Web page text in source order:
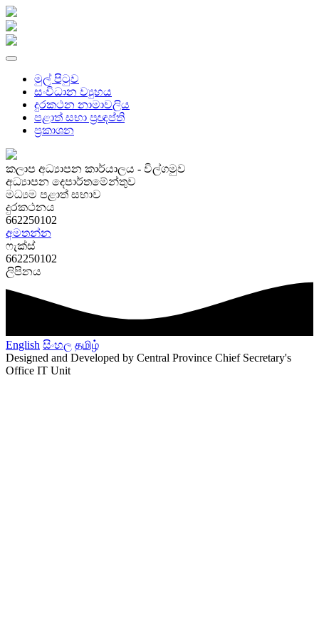
මුල් පිටුව
සංවිධාන ව්‍යුහය
දුරකථන නාමාවලිය
පළාත් සභා ප්‍රඥප්ති
ප්‍රකාශන
කලාප අධ්‍යාපන කාර්යාලය - විල්ගමුව
අධ්‍යාපන දෙපාර්තමේන්තුව
මධ්‍යම පළාත් සභාව
දුරකථනය
662250102
අමතන්න
ෆැක්ස්
662250102
ලිපිනය
English සිංහල தமிழ்
Designed and Developed by Central Province Chief Secretary's
Office IT Unit